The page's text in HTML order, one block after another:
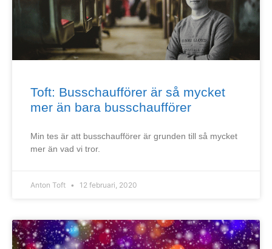
Toft: Busschaufförer är så mycket
mer än bara busschaufförer
Min tes är att busschaufförer är grunden till så mycket
mer än vad vi tror.
Anton Toft 12 februari, 2020